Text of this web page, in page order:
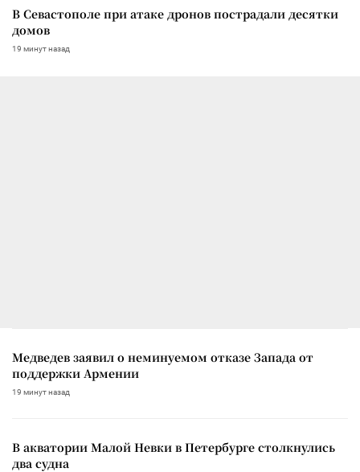
В Севастополе при атаке дронов пострадали десятки
домов
19 минут назад
Медведев заявил о неминуемом отказе Запада от
поддержки Армении
19 минут назад
В акватории Малой Невки в Петербурге столкнулись
два судна